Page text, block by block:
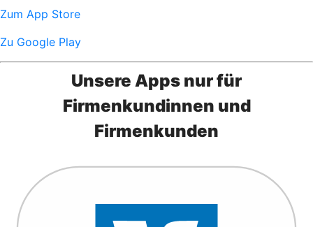
Zum App Store
Zu Google Play
Unsere Apps nur für
Firmenkundinnen und
Firmenkunden